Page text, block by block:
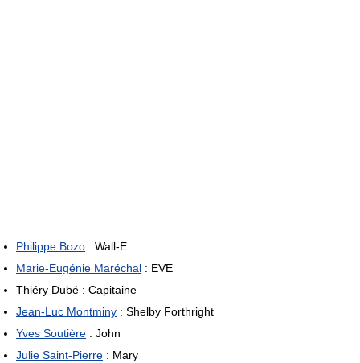
Philippe Bozo : Wall-E
Marie-Eugénie Maréchal : EVE
Thiéry Dubé : Capitaine
Jean-Luc Montminy : Shelby Forthright
Yves Soutière : John
Julie Saint-Pierre : Mary